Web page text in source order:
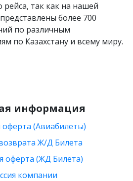
рейса, так как на нашей
более 700
по различным
по Казахстану и всему миру.
информация
оферта (Авиабилеты)
Ж/Д Билета
оферта (ЖД Билета)
компании